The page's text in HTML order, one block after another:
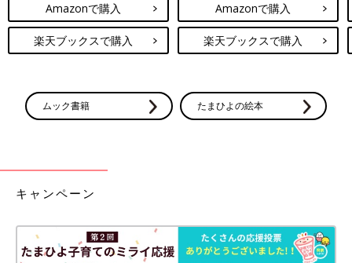
Amazonで購入
楽天ブックスで購入
Amazonで購入
楽天ブックスで購入
ムック書籍 たまひよの絵本
キャンペーン